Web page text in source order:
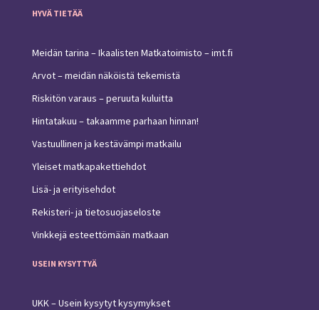
HYVÄ TIETÄÄ
Meidän tarina – Ikaalisten Matkatoimisto – imt.fi
Arvot – meidän näköistä tekemistä
Riskitön varaus – peruuta kuluitta
Hintatakuu – takaamme parhaan hinnan!
Vastuullinen ja kestävämpi matkailu
Yleiset matkapakettiehdot
Lisä- ja erityisehdot
Rekisteri- ja tietosuojaseloste
Vinkkejä esteettömään matkaan
USEIN KYSYTTYÄ
UKK – Usein kysytyt kysymykset